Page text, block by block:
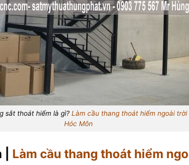
sắt thoát hiểm là gì? Làm cầu thang thoát hiểm ngoài trời
Hóc Môn
Làm cầu thang thoát hiểm